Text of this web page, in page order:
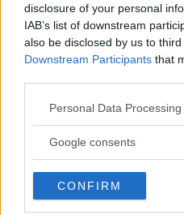
disclosure of your personal
IAB’s list of downstream
also be disclosed by us to
Downstream Participants that
Please note that this website/
not limited to your visit or
use your data for below
consent section.
Personal Data
Google consents
CONFIRM
OM System lanserar
programmet i Sverige,
att låna hem kameror
dagar för att se hur
behov.
MEST